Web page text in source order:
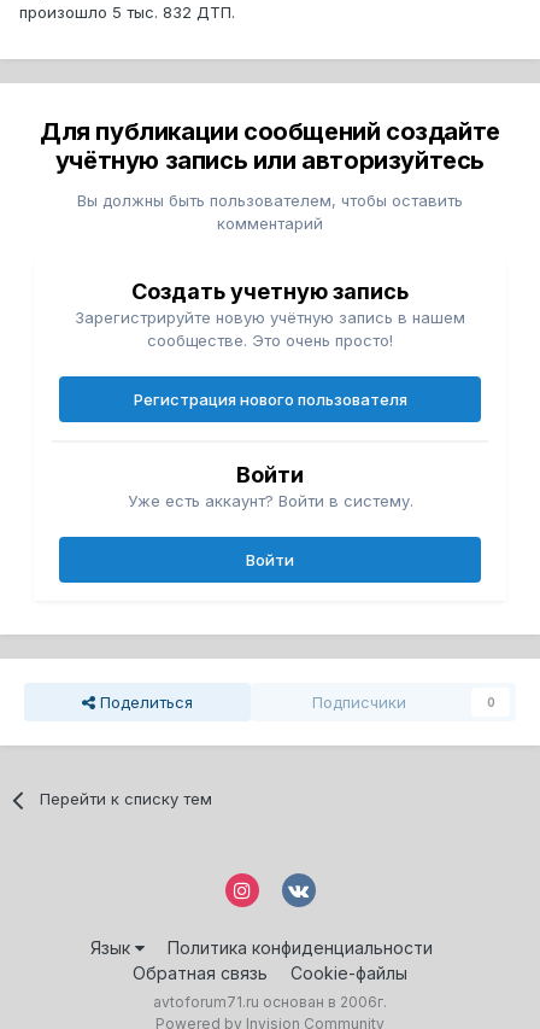
произошло 5 тыс. 832 ДТП.
Для публикации сообщений создайте
учётную запись или авторизуйтесь
Вы должны быть пользователем, чтобы оставить
комментарий
Создать учетную запись
Зарегистрируйте новую учётную запись в нашем
сообществе. Это очень просто!
Регистрация нового пользователя
Войти
Уже есть аккаунт? Войти в систему.
Войти
Поделиться Подписчики 0
Перейти к списку тем
Язык
Политика конфиденциальности
Обратная связь
Cookie-файлы
avtoforum71.ru основан в 2006г.
Powered by Invision Community